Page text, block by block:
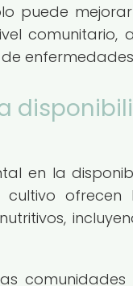
puede
comunitario,
en la
cultivo